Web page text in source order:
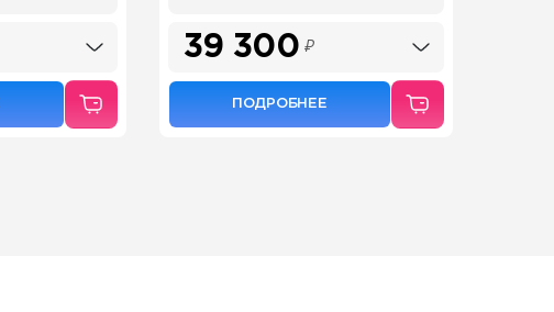
39 300₽
ПОДРОБНЕЕ